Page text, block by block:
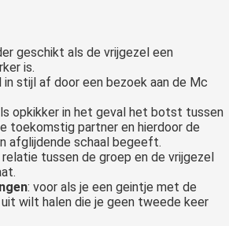
geschikt als de vrijgezel een
is.
in stijl af door een bezoek aan de Mc
opkikker in het geval het botst tussen
toekomstig partner en hierdoor de
afglijdende schaal begeeft.
relatie tussen de groep en de vrijgezel
: voor als je een geintje met de
wilt halen die je geen tweede keer